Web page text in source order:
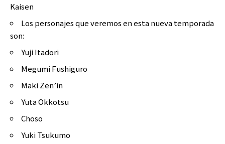
Kaisen
Los personajes que veremos en esta nueva temporada
son:
Yuji Itadori
Megumi Fushiguro
Maki Zen’in
Yuta Okkotsu
Choso
Yuki Tsukumo